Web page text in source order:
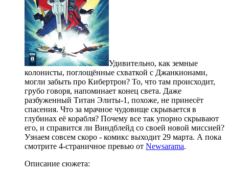
Удивительно, как земные
колонисты, поглощённые схваткой с Джанкионами,
могли забыть про Кибертрон? То, что там происходит,
грубо говоря, напоминает конец света. Даже
разбуженный Титан Элиты-1, похоже, не принесёт
спасения. Что за мрачное чудовище скрывается в
глубинах её корабля? Почему все так упорно скрывают
его, и справится ли Виндблейд со своей новой миссией?
Узнаем совсем скоро - комикс выходит 29 марта. А пока
смотрите 4-страничное превью от Newsarama.
Описание сюжета: